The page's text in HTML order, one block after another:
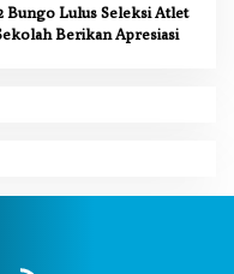
Bungo Lulus Seleksi Atlet
Berikan Apresiasi